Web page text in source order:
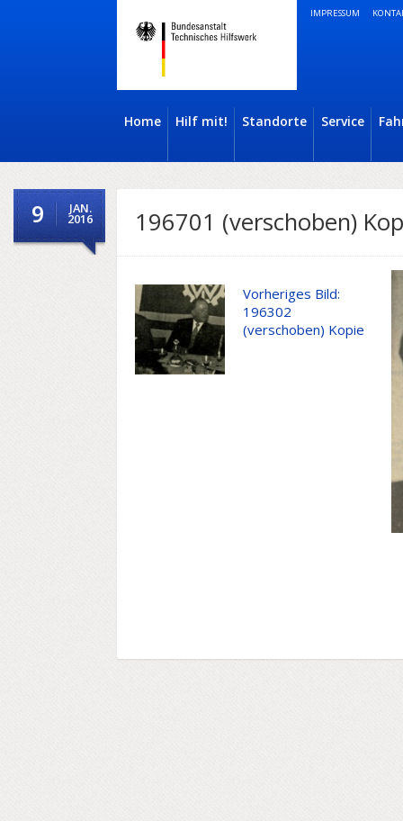
IMPRESSUM
Home Hilf mit! Standorte Service
9 JAN.
2016 196701 (verschoben)
Vorheriges Bild:
196302
(verschoben) Kopie